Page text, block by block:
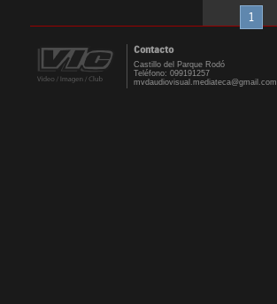
1
Contacto
Castillo del Parque Rodó
Teléfono: 099191257
mvdaudiovisual.mediateca@gmail.com